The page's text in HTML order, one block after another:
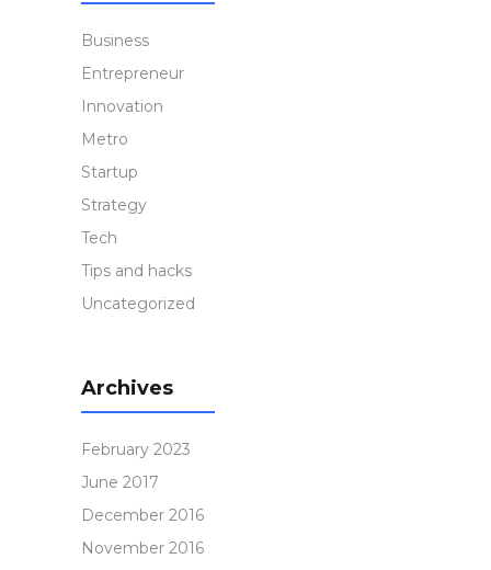
Business
Entrepreneur
Innovation
Metro
Startup
Strategy
Tech
Tips and hacks
Uncategorized
Archives
February 2023
June 2017
December 2016
November 2016